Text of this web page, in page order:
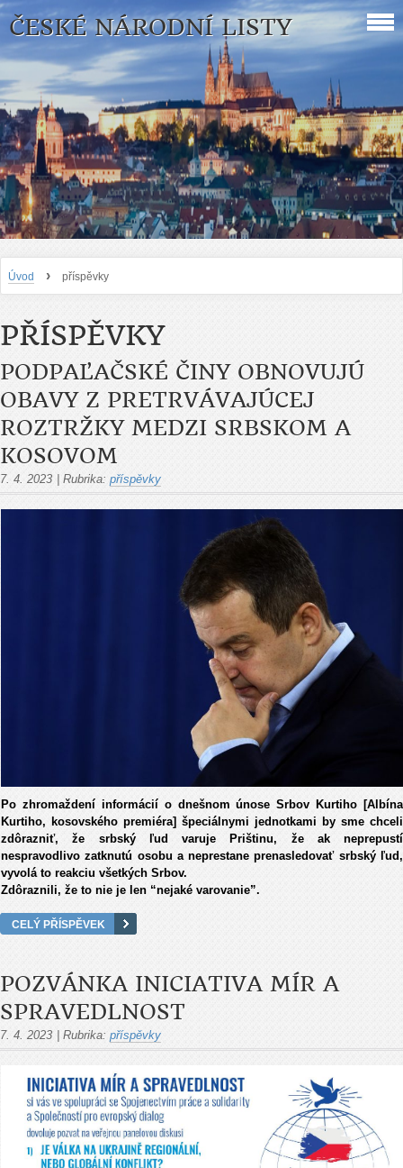
ČESKÉ NÁRODNÍ LISTY
Úvod › příspěvky
PŘÍSPĚVKY
PODPAĽAČSKÉ ČINY OBNOVUJÚ
OBAVY Z PRETRVÁVAJÚCEJ
ROZTRŽKY MEDZI SRBSKOM A
KOSOVOM
7. 4. 2023 Rubrika: příspěvky
Po zhromaždení informácií o dnešnom únose Srbov Kurtiho [Albína
Kurtiho, kosovského premiéra] špeciálnymi jednotkami by sme chceli
zdôrazniť, že srbský ľud varuje Prištinu, že ak neprepustí
nespravodlivo zatknutú osobu a neprestane prenasledovať srbský ľud,
vyvolá to reakciu všetkých Srbov.
Zdôraznili, že to nie je len “nejaké varovanie”.
CELÝ PŘÍSPĚVEK
POZVÁNKA INICIATIVA MÍR A
SPRAVEDLNOST
7. 4. 2023 Rubrika: příspěvky